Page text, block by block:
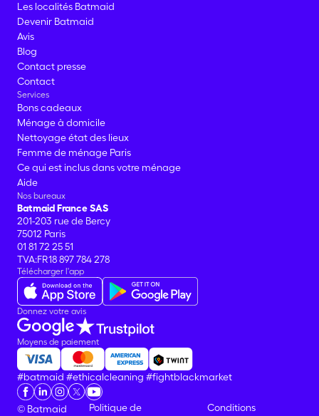
Les localités Batmaid
Devenir Batmaid
Avis
Blog
Contact presse
Contact
Services
Bons cadeaux
Ménage à domicile
Nettoyage état des lieux
Femme de ménage Paris
Ce qui est inclus dans votre ménage
Aide
Nos bureaux
Batmaid France SAS
201-203 rue de Bercy
75012 Paris
01 81 72 25 51
TVA:FR18 897 784 278
Télécharger l'app
Donnez votre avis
Moyens de paiement
© Batmaid Politique de Conditions
#batmaid #ethicalcleaning #fightblackmarket